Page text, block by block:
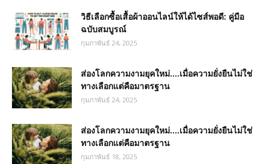
วิธีเลือกซื้อเสื้อผ้าออนไลน์ให้ได้ไซส์พอดี: คู่มือ
ฉบับสมบูรณ์
กุมภาพันธ์ 24, 2025
ส่องโลกความงามยุคใหม่….เมื่อความยั่งยืนไม่ใช่
ทางเลือกแต่คือมาตรฐาน
กุมภาพันธ์ 24, 2025
ส่องโลกความงามยุคใหม่….เมื่อความยั่งยืนไม่ใช่
ทางเลือกแต่คือมาตรฐาน
กุมภาพันธ์ 18, 2025